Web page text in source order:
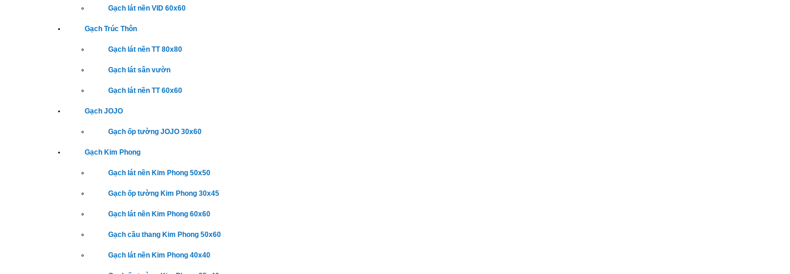
Gạch lát nền VID 60x60
Gạch Trúc Thôn
Gạch lát nền TT 80x80
Gạch lát sân vườn
Gạch lát nền TT 60x60
Gạch JOJO
Gạch ốp tường JOJO 30x60
Gạch Kim Phong
Gạch lát nền Kim Phong 50x50
Gạch ốp tường Kim Phong 30x45
Gạch lát nền Kim Phong 60x60
Gạch cầu thang Kim Phong 50x60
Gạch lát nền Kim Phong 40x40